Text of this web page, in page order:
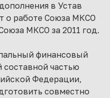
в Устав
о работе Союза МКСО
МКСО за 2011 год.
финансовый
составной частью
Федерации,
совместно